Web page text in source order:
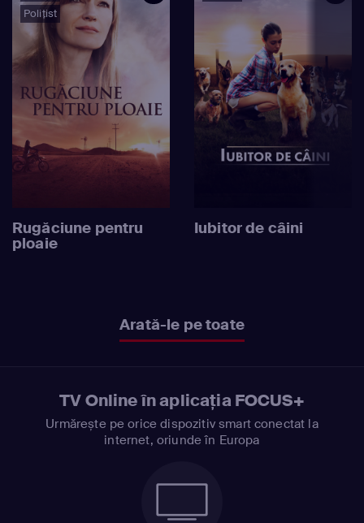
Polițist
Rugăciune pentru
ploaie
Iubitor de câini
Arată-le pe toate
TV Online în aplicația FOCUS+
Urmărește pe orice dispozitiv smart conectat la
internet, oriunde în Europa